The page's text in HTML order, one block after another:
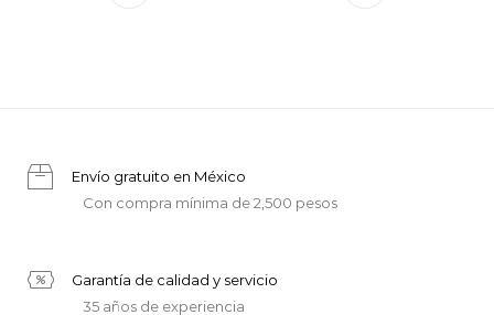
Envío gratuito en México
Con compra mínima de 2,500 pesos
Garantía de calidad y servicio
35 años de experiencia